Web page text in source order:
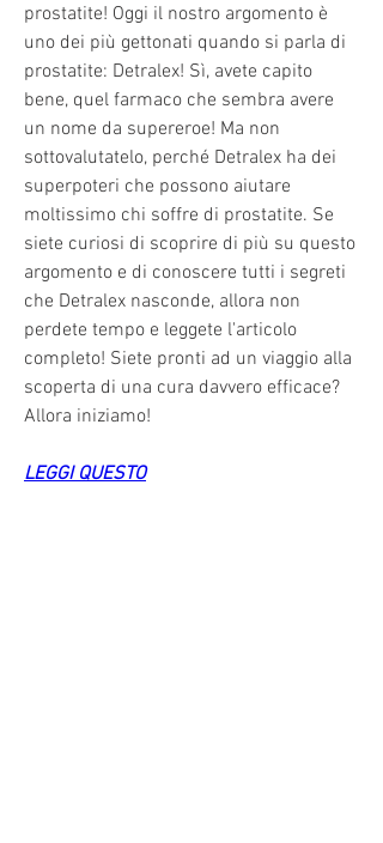
prostatite! Oggi il nostro argomento è
uno dei più gettonati quando si parla di
prostatite: Detralex! Sì, avete capito
bene, quel farmaco che sembra avere
un nome da supereroe! Ma non
sottovalutatelo, perché Detralex ha dei
superpoteri che possono aiutare
moltissimo chi soffre di prostatite. Se
siete curiosi di scoprire di più su questo
argomento e di conoscere tutti i segreti
che Detralex nasconde, allora non
perdete tempo e leggete l'articolo
completo! Siete pronti ad un viaggio alla
scoperta di una cura davvero efficace?
Allora iniziamo!
LEGGI QUESTO